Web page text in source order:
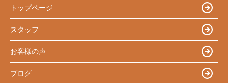
トップページ
スタッフ
お客様の声
ブログ